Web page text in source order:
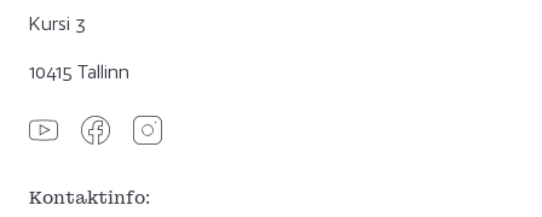
Kursi 3
10415 Tallinn
Kontaktinfo: